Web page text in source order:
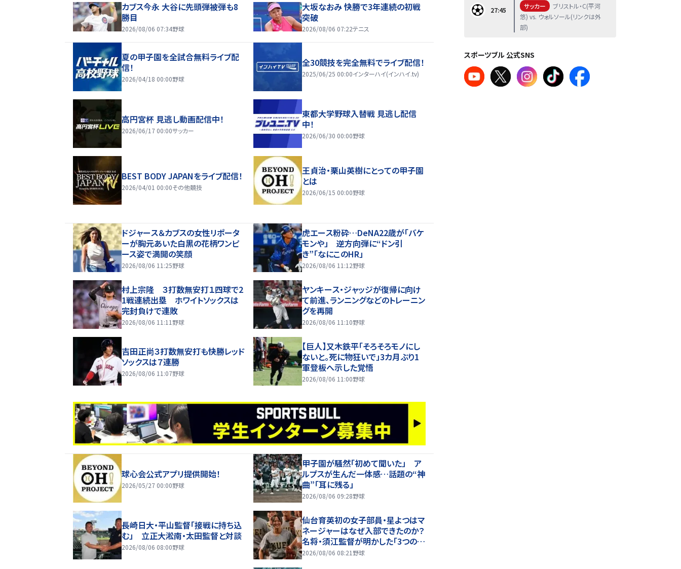
カブス今永 大谷に先頭弾被弾も8
勝目
2026/08/06 07:34野球
大坂なおみ 快勝で3年連続の初戦
突破
2026/08/06 07:22テニス
夏の甲子園を全試合無料ライブ配
信！
2026/04/18 00:00野球
全30競技を完全無料でライブ配信！
2025/06/25 00:00インターハイ(インハイ.tv)
高円宮杯 見逃し動画配信中！
2026/06/17 00:00サッカー
東都大学野球入替戦 見逃し配信
中！
2026/06/30 00:00野球
BEST BODY JAPANをライブ配信！
2026/04/01 00:00その他競技
王貞治・栗山英樹にとっての甲子園
とは
2026/06/15 00:00野球
ドジャース＆カブスの女性リポータ
ーが胸元あいた白黒の花柄ワンピ
ース姿で満開の笑顔
2026/08/06 11:25野球
虎エース粉砕…DeNA22歳が「バケ
モンや」 逆方向弾に“ドン引
き”「なにこのHR」
2026/08/06 11:12野球
村上宗隆 ３打数無安打１四球で2
1戦連続出塁 ホワイトソックスは
完封負けで連敗
2026/08/06 11:11 野球
ヤンキース・ジャッジが復帰に向け
て前進、ランニングなどのトレーニン
グを再開
2026/08/06 11:10野球
吉田正尚３打数無安打も快勝レッド
ソックスは７連勝
2026/08/06 11:07野球
【巨人】又木鉄平「そろそろモノにし
ないと。死に物狂いで」3カ月ぶり1
軍登板へ示した覚悟
2026/08/06 11:00野球
球心会公式アプリ提供開始！
2026/05/27 00:00野球
甲子園が騒然「初めて聞いた」 ア
ルプスが生んだ一体感…話題の“神
曲”「耳に残る」
2026/08/06 09:28野球
長崎日大・平山監督「接戦に持ち込
む」 立正大淞南・太田監督と対談
2026/08/06 08:00野球
仙台育英初の女子部員・星よつはマ
ネージャーはなぜ入部できたのか？
名将・須江監督が明かした「3つの条
件」【26年夏甲子園】
2026/08/06 08:21 野球
27:45 サッカー
ブリストル・C(平河
悠) vs. ウォルソール(リンクは外
部)
スポーツブル 公式SNS